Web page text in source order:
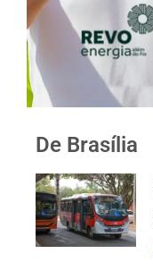
De Brasília